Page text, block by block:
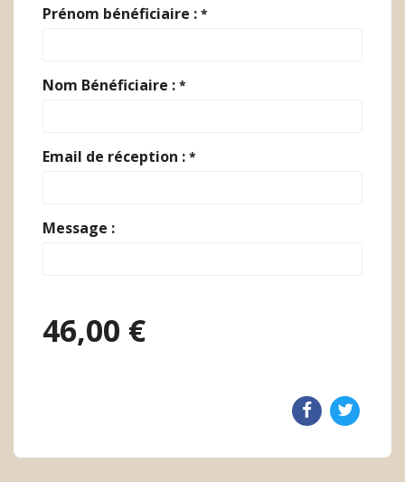
Prénom bénéficiaire :*
Nom Bénéficiaire :*
Email de réception :*
Message :
46,00 €